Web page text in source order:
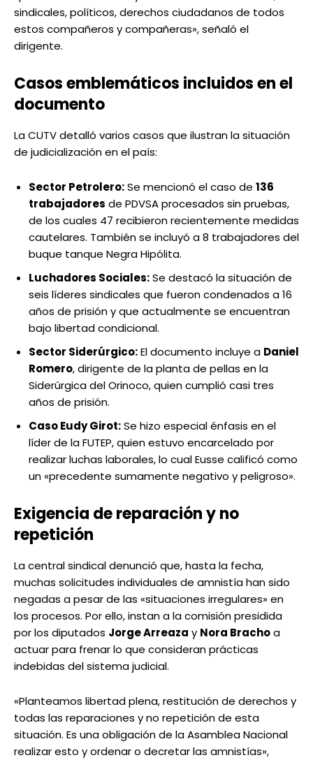
sindicales, políticos, derechos ciudadanos de todos
estos compañeros y compañeras», señaló el
dirigente.
Casos emblemáticos incluidos en el
documento
La CUTV detalló varios casos que ilustran la situación
de judicialización en el país:
Sector Petrolero:Se mencionó el caso de 136
trabajadores de PDVSA procesados sin pruebas,
de los cuales 47 recibieron recientemente medidas
cautelares. También se incluyó a 8 trabajadores del
buque tanque Negra Hipólita.
Luchadores Sociales:Se destacó la situación de
seis líderes sindicales que fueron condenados a 16
años de prisión y que actualmente se encuentran
bajo libertad condicional.
Sector Siderúrgico:El documento incluye a Daniel
Romero, dirigente de la planta de pellas en la
Siderúrgica del Orinoco, quien cumplió casi tres
años de prisión.
Caso Eudy Girot:Se hizo especial énfasis en el
líder de la FUTEP, quien estuvo encarcelado por
realizar luchas laborales, lo cual Eusse calificó como
un «precedente sumamente negativo y peligroso».
Exigencia de reparación y no
repetición
La central sindical denunció que, hasta la fecha,
muchas solicitudes individuales de amnistía han sido
negadas a pesar de las «situaciones irregulares» en
los procesos. Por ello, instan a la comisión presidida
por los diputados Jorge Arreaza y Nora Brachoa
actuar para frenar lo que consideran prácticas
indebidas del sistema judicial.
«Planteamos libertad plena, restitución de derechos y
todas las reparaciones y no repetición de esta
situación. Es una obligación de la Asamblea Nacional
realizar esto y ordenar o decretar las amnistías»,